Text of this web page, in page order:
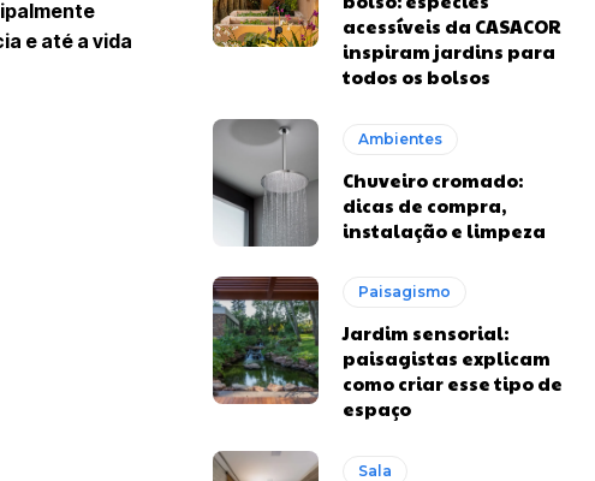
e até a vida
acessíveis da CASACOR
inspiram jardins para
todos os bolsos
Ambientes
Chuveiro cromado:
dicas de compra,
instalação e limpeza
Paisagismo
Jardim sensorial:
paisagistas explicam
como criar esse tipo de
espaço
Sala